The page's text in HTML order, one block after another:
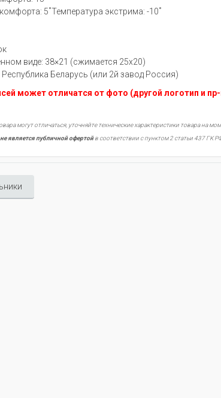
5˚Температура экстрима: -10˚
виде: 38×21 (сжимается 25х20)
Беларусь (или 2й завод Россия)
может отличатся от фото (другой логотип и
могут отличаться, уточняйте технические характеристики товара на
является публичной офертойв соответствии с пунктом 2 статьи 437 ГК